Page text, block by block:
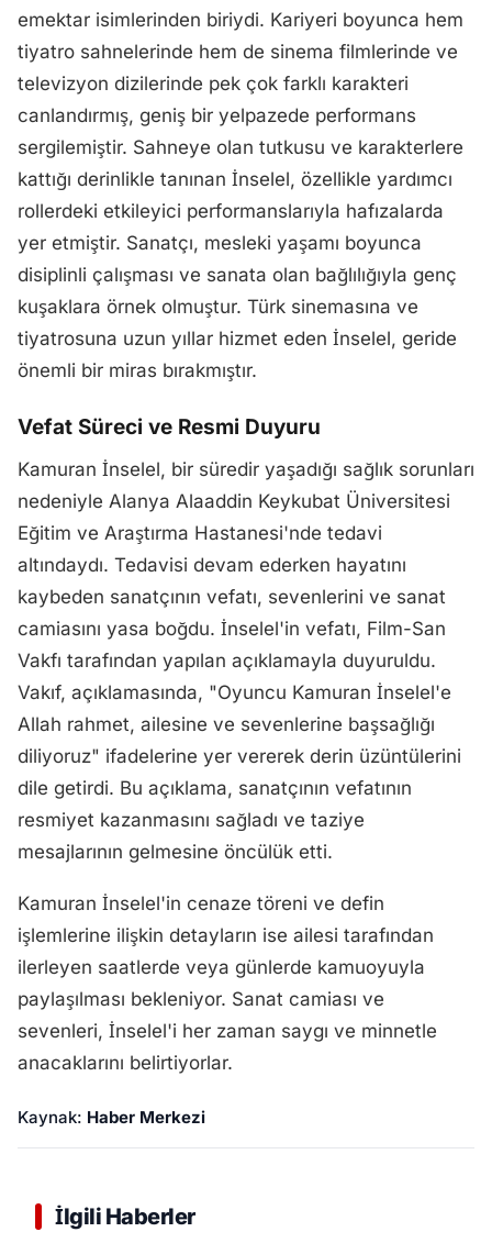
emektar isimlerinden biriydi. Kariyeri boyunca hem
tiyatro sahnelerinde hem de sinema filmlerinde ve
televizyon dizilerinde pek çok farklı karakteri
canlandırmış, geniş bir yelpazede performans
sergilemiştir. Sahneye olan tutkusu ve karakterlere
kattığı derinlikle tanınan İnselel, özellikle yardımcı
rollerdeki etkileyici performanslarıyla hafızalarda
yer etmiştir. Sanatçı, mesleki yaşamı boyunca
disiplinli çalışması ve sanata olan bağlılığıyla genç
kuşaklara örnek olmuştur. Türk sinemasına ve
tiyatrosuna uzun yıllar hizmet eden İnselel, geride
önemli bir miras bırakmıştır.
Vefat Süreci ve Resmi Duyuru
Kamuran İnselel, bir süredir yaşadığı sağlık sorunları
nedeniyle Alanya Alaaddin Keykubat Üniversitesi
Eğitim ve Araştırma Hastanesi'nde tedavi
altındaydı. Tedavisi devam ederken hayatını
kaybeden sanatçının vefatı, sevenlerini ve sanat
camiasını yasa boğdu. İnselel'in vefatı, Film-San
Vakfı tarafından yapılan açıklamayla duyuruldu.
Vakıf, açıklamasında, "Oyuncu Kamuran İnselel'e
Allah rahmet, ailesine ve sevenlerine başsağlığı
diliyoruz" ifadelerine yer vererek derin üzüntülerini
dile getirdi. Bu açıklama, sanatçının vefatının
resmiyet kazanmasını sağladı ve taziye
mesajlarının gelmesine öncülük etti.
Kamuran İnselel'in cenaze töreni ve defin
işlemlerine ilişkin detayların ise ailesi tarafından
ilerleyen saatlerde veya günlerde kamuoyuyla
paylaşılması bekleniyor. Sanat camiası ve
sevenleri, İnselel'i her zaman saygı ve minnetle
anacaklarını belirtiyorlar.
Kaynak: Haber Merkezi
İlgili Haberler